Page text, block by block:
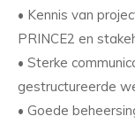
• Kennis van
PRINCE2 en
• Sterke
gestructureerde
• Goede